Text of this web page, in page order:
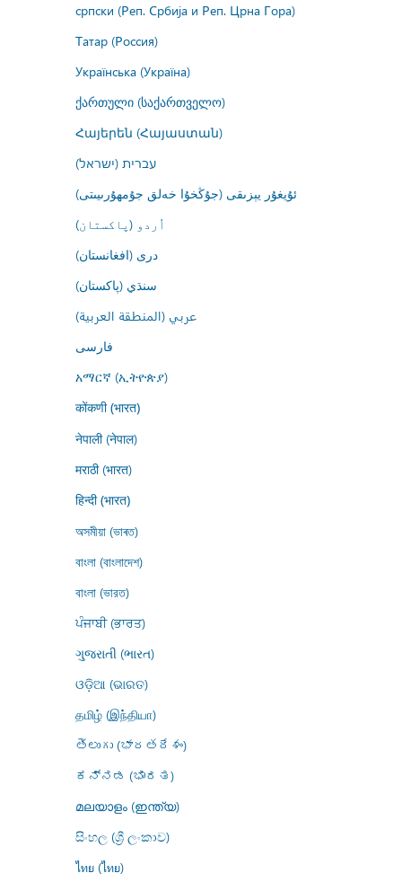
српски (Реп. Србија и Реп. Црна Гора)
Татар (Россия)
Українська (Україна)
ქართული (საქართველო)
Հայերեն (Հայաստան)
עברית (ישראל)
ئۇيغۇر يېزىقى (جۇڭخۇا خەلق جۇمھۇرىيىتى)
اُردو (پاکستان)
درى (افغانستان)
سنڌي (پاکستان)
عربي (المنطقة العربية)
فارسى
አማርኛ (ኢትዮጵያ)
कोंकणी (भारत)
नेपाली (नेपाल)
मराठी (भारत)
हिन्दी (भारत)
অসমীয়া (ভাৰত)
বাংলা (বাংলাদেশ)
বাংলা (ভারত)
ਪੰਜਾਬੀ (ਭਾਰਤ)
ગુજરાતી (ભારત)
ଓଡ଼ିଆ (ଭାରତ)
தமிழ் (இந்தியா)
తెలుగు (భారతదేశం)
ಕನ್ನಡ (ಭಾರತ)
മലയാളം (ഇന്ത്യ)
සිංහල (ශ්‍රී ලංකාව)
ไทย (ไทย)